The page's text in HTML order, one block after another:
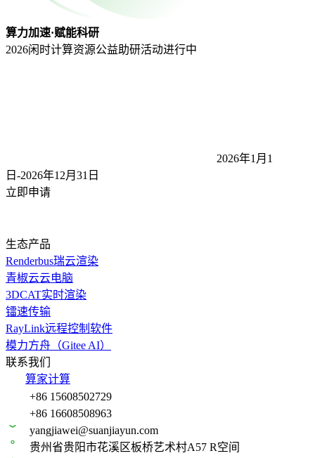
算力加速·赋能科研
2026闲时计算资源公益助研活动进行中
2026年1月1
日-2026年12月31 日
立即申请
生态产品
Renderbus瑞云渲染
青椒云云电脑
3DCAT实时渲染
镭速传输
RayLink远程控制软件
模力方舟（Gitee AI）
联系我们
算家计算
+86 15608502729
+86 16608508963
yangjiawei@suanjiayun.com
贵州省贵阳市花溪区板桥艺术村A57 R空间